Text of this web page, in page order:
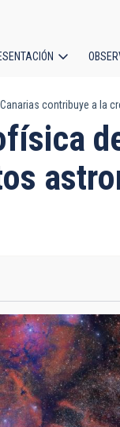
contribuye a la